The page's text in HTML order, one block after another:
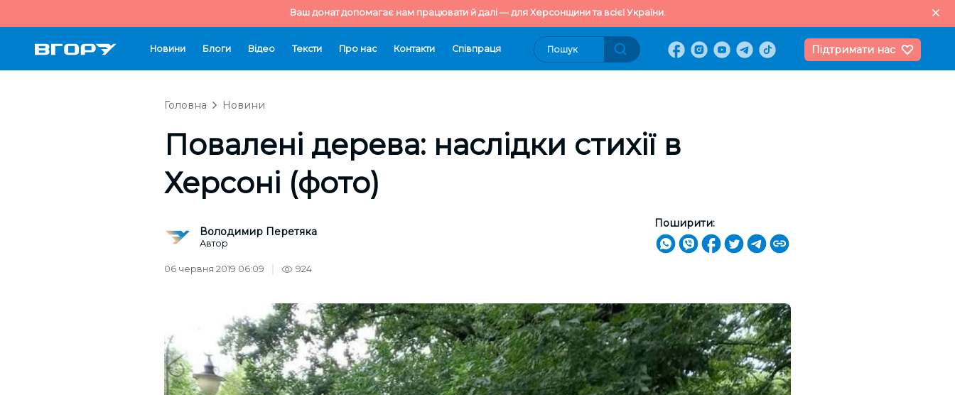
Ваш донат допомагає нам працювати й далі — для Херсонщини та всієї України.
Новини Блоги Відео Тексти Про нас Контакти Cпівпраця Підтримати нас
Головна Новини
Повалені дерева: наслідки стихії в
Херсоні (фото)
Володимир Перетяка
Автор
Поширити:
06 червня 2019 06:09 924